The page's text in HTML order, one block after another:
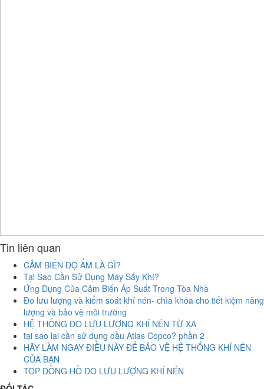
Tin liên quan
CẢM BIẾN ĐỘ ẨM LÀ GÌ?
Tại Sao Cần Sử Dụng Máy Sấy Khí?
Ứng Dụng Của Cảm Biến Áp Suất Trong Tòa Nhà
Đo lưu lượng và kiểm soát khí nén- chìa khóa cho tiết kiệm năng
lượng và bảo vệ môi trường
HỆ THỐNG ĐO LƯU LƯỢNG KHÍ NÉN TỪ XA
tại sao lại cần sử dụng dầu Atlas Copco? phần 2
HÃY LÀM NGAY ĐIỀU NÀY ĐỂ BẢO VỆ HỆ THỐNG KHÍ NÉN
CỦA BẠN
TOP ĐỒNG HỒ ĐO LƯU LƯỢNG KHÍ NÉN